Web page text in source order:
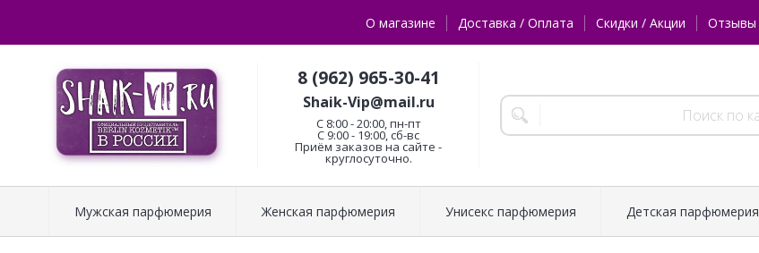
О магазине Доставка / Оплата Скидки / Акции Отзывы
8 (962) 965-30-41
Shaik-Vip@mail.ru
C 8:00 - 20:00, пн-пт
С 9:00 - 19:00, сб-вс
Приём заказов на сайте -
круглосуточно.
Мужская парфюмерия Женская парфюмерия Унисекс парфюмерия Детская парфюмерия